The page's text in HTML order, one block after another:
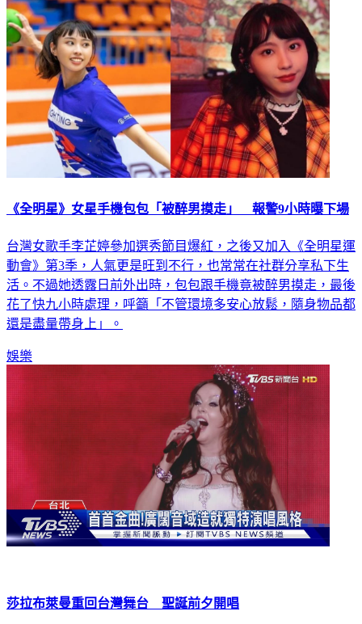
《全明星》女星手機包包「被醉男摸走」 報警9小時曝下場
台灣女歌手李芷婷參加選秀節目爆紅，之後又加入《全明星運
動會》第3季，人氣更是旺到不行，也常常在社群分享私下生
活。不過她透露日前外出時，包包跟手機竟被醉男摸走，最後
花了快九小時處理，呼籲「不管環境多安心放鬆，隨身物品都
還是盡量帶身上」。
娛樂
莎拉布萊曼重回台灣舞台 聖誕前夕開唱